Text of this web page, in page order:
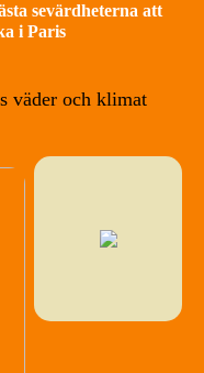
sevärdheterna att
i Paris
väder och klimat